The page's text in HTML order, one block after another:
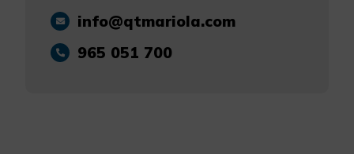
info@qtmariola.com
965 051 700